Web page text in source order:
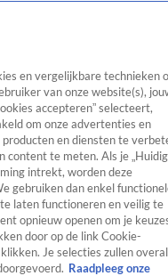
TV Algemeen
Tip
RealityCrimeVideo's
en vergelijkbare technieken
van onze website(s),
accepteren” selecteert,
om onze advertenties en
en diensten te
content te meten. Als je
intrekt, worden deze
gebruiken dan enkel
laten functioneren en veilig te
opnieuw openen om je
door op de link Cookie-
Je selecties zullen overal
Raadpleeg onze